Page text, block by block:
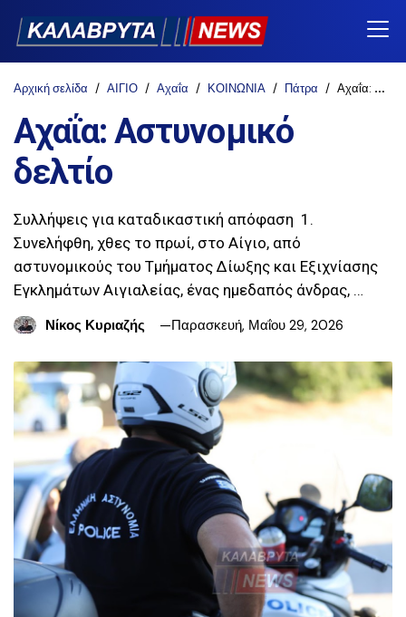
Αρχική σελίδα ΑΙΓΙΟ Αχαΐα ΚΟΙΝΩΝΙΑ Πάτρα Αχαΐα: Αστυνομικό δελτίο
Αχαΐα: Αστυνομικό
δελτίο
Συλλήψεις για καταδικαστική απόφαση 1.
Συνελήφθη, χθες το πρωί, στο Αίγιο, από
αστυνομικούς του Τμήματος Δίωξης και Εξιχνίασης
Εγκλημάτων Αιγιαλείας, ένας ημεδαπός άνδρας, …
Νίκος Κυριαζής
Παρασκευή, Μαΐου 29, 2026